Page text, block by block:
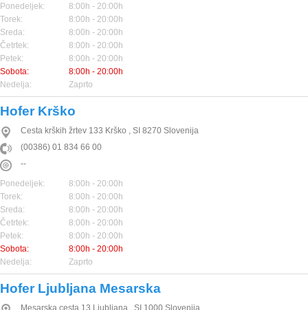
Ponedeljek:
8:00h - 20:00h
Torek:
8:00h - 20:00h
Sreda:
8:00h - 20:00h
Četrtek:
8:00h - 20:00h
Petek:
8:00h - 20:00h
Sobota:
8:00h - 20:00h
Nedelja:
Zaprto
Hofer Krško
Cesta krških žrtev 133 Krško , SI 8270 Slovenija
(00386) 01 834 66 00
--
Ponedeljek:
8:00h - 20:00h
Torek:
8:00h - 20:00h
Sreda:
8:00h - 20:00h
Četrtek:
8:00h - 20:00h
Petek:
8:00h - 20:00h
Sobota:
8:00h - 20:00h
Nedelja:
Zaprto
Hofer Ljubljana Mesarska